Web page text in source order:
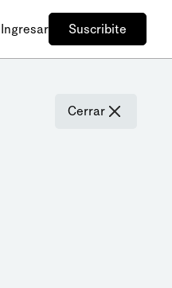
Ingresar Suscribite
Cerrar